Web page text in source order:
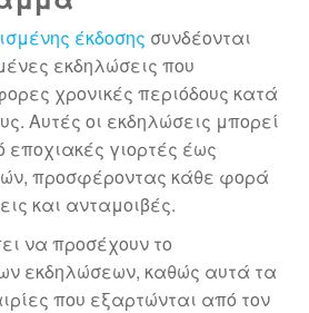
έκδοσης συνδέονται
εκδηλώσεις που
χρονικές περιόδους κατά
Αυτές οι εκδηλώσεις μπορεί
εποχιακές γιορτές έως
προσφέροντας κάθε φορά
και ανταμοιβές.
να προσέχουν το
εκδηλώσεων, καθώς αυτά τα
που εξαρτώνται από τον